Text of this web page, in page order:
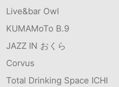
Live&bar Owl
KUMAMoTo B.9
JAZZ IN おくら
Corvus
Total Drinking Space ICHI